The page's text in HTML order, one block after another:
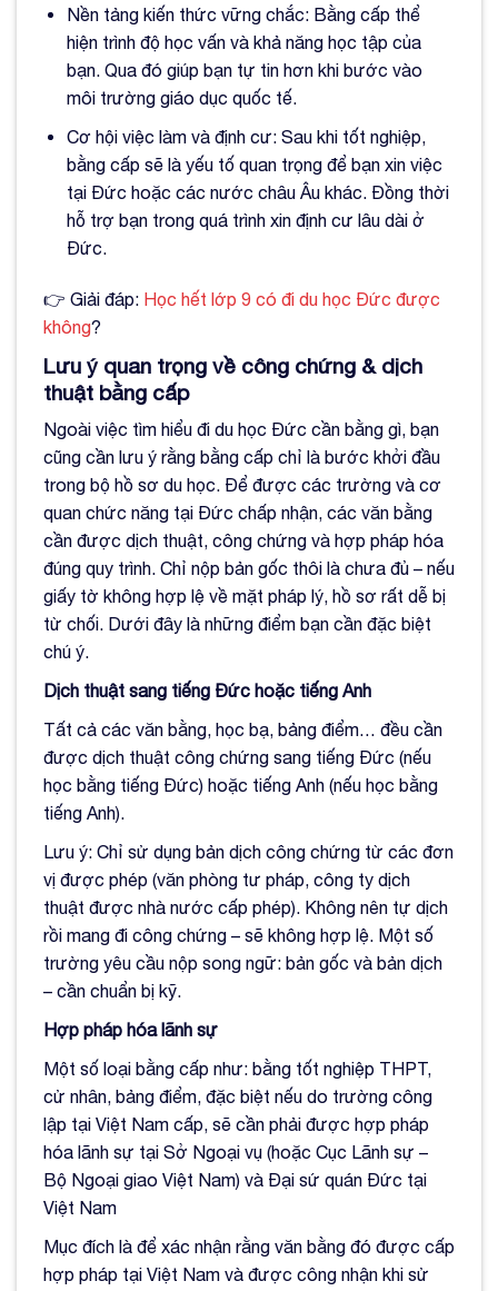
Nền tảng kiến thức vững chắc: Bằng cấp thể
hiện trình độ học vấn và khả năng học tập của
bạn. Qua đó giúp bạn tự tin hơn khi bước vào
môi trường giáo dục quốc tế.
Cơ hội việc làm và định cư: Sau khi tốt nghiệp,
bằng cấp sẽ là yếu tố quan trọng để bạn xin việc
tại Đức hoặc các nước châu Âu khác. Đồng thời
hỗ trợ bạn trong quá trình xin định cư lâu dài ở
Đức.
👉 Giải đáp: Học hết lớp 9 có đi du học Đức được
không?
Lưu ý quan trọng về công chứng & dịch
thuật bằng cấp
Ngoài việc tìm hiểu đi du học Đức cần bằng gì, bạn
cũng cần lưu ý rằng bằng cấp chỉ là bước khởi đầu
trong bộ hồ sơ du học. Để được các trường và cơ
quan chức năng tại Đức chấp nhận, các văn bằng
cần được dịch thuật, công chứng và hợp pháp hóa
đúng quy trình. Chỉ nộp bản gốc thôi là chưa đủ – nếu
giấy tờ không hợp lệ về mặt pháp lý, hồ sơ rất dễ bị
từ chối. Dưới đây là những điểm bạn cần đặc biệt
chú ý.
Dịch thuật sang tiếng Đức hoặc tiếng Anh
Tất cả các văn bằng, học bạ, bảng điểm… đều cần
được dịch thuật công chứng sang tiếng Đức (nếu
học bằng tiếng Đức) hoặc tiếng Anh (nếu học bằng
tiếng Anh).
Lưu ý: Chỉ sử dụng bản dịch công chứng từ các đơn
vị được phép (văn phòng tư pháp, công ty dịch
thuật được nhà nước cấp phép). Không nên tự dịch
rồi mang đi công chứng – sẽ không hợp lệ. Một số
trường yêu cầu nộp song ngữ: bản gốc và bản dịch
– cần chuẩn bị kỹ.
Hợp pháp hóa lãnh sự
Một số loại bằng cấp như: bằng tốt nghiệp THPT,
cử nhân, bảng điểm, đặc biệt nếu do trường công
lập tại Việt Nam cấp, sẽ cần phải được hợp pháp
hóa lãnh sự tại Sở Ngoại vụ (hoặc Cục Lãnh sự –
Bộ Ngoại giao Việt Nam) và Đại sứ quán Đức tại
Việt Nam
Mục đích là để xác nhận rằng văn bằng đó được cấp
hợp pháp tại Việt Nam và được công nhận khi sử